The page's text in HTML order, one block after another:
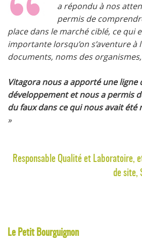
a répondu à nos
permis de
place dans le marché ciblé, ce qui
importante lorsqu’on s’aventure à
documents, noms des
Vitagora nous a apporté une ligne
développement et nous a permis
du faux dans ce qui nous avait été
»
Responsable Qualité et Laboratoire,
de site,
Le Petit Bourguignon